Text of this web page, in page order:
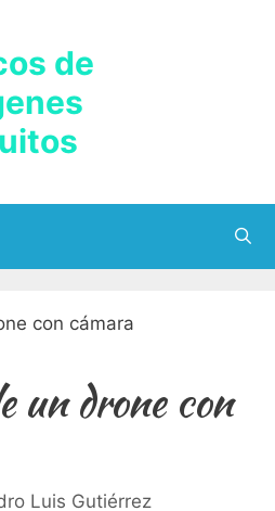
de
un drone con
Luis Gutiérrez